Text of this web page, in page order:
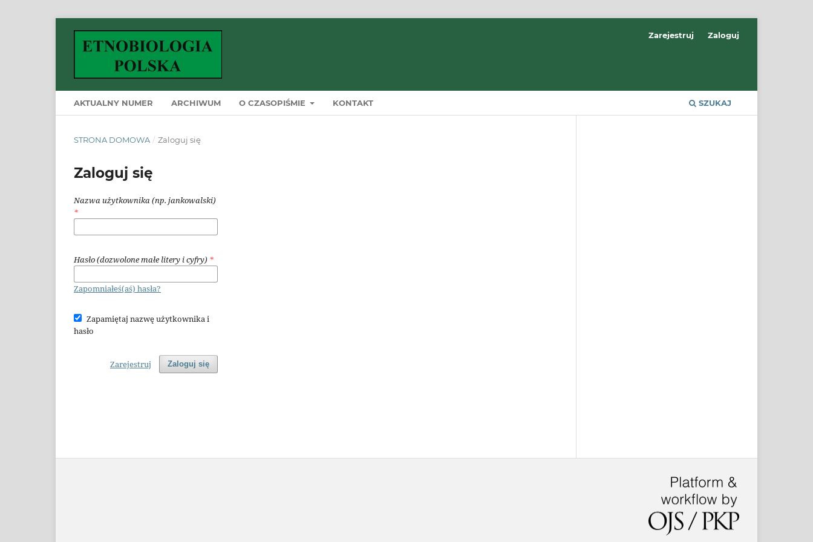
AKTUALNY NUMER ARCHIWUM O CZASOPIŚMIE KONTAKT SZUKAJ
Zarejestruj Zaloguj
STRONA DOMOWA / Zaloguj się
Zaloguj się
Nazwa użytkownika (np. jankowalski)
*
Hasło (dozwolone małe litery i cyfry) *
Zapomniałeś(aś) hasła?
Zapamiętaj nazwę użytkownika i
hasło
Zaloguj się
Zarejestruj